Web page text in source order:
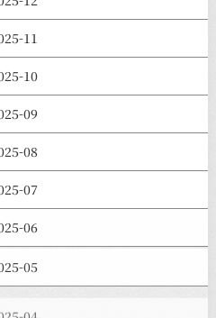
11
10
09
08
07
06
05